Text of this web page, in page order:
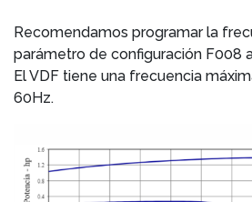
Recomendamos programar la
parámetro de configuración F008
El VDF tiene una frecuencia
60Hz.